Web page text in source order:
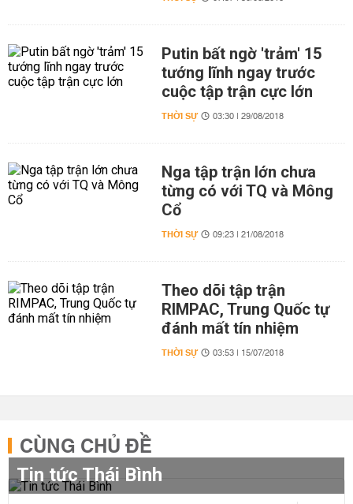
Putin bất ngờ 'trảm' 15
tướng lĩnh ngay trước
cuộc tập trận cực lớn
THỜI SỰ 03:30 | 29/08/2018
Nga tập trận lớn chưa
từng có với TQ và Mông
Cổ
THỜI SỰ 09:23 | 21/08/2018
Theo dõi tập trận
RIMPAC, Trung Quốc tự
đánh mất tín nhiệm
THỜI SỰ 03:53 | 15/07/2018
CÙNG CHỦ ĐỀ
Tin tức Thái Bình